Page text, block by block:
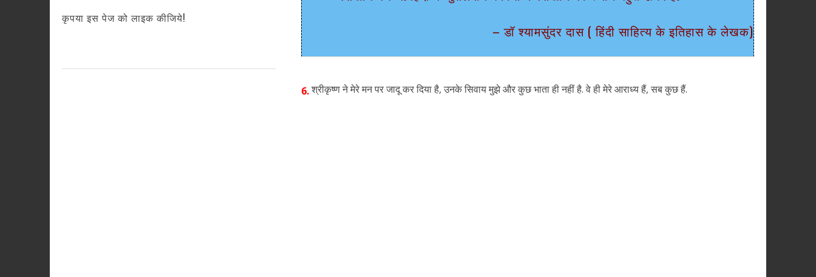
– डॉ श्यामसुंदर दास ( हिंदी साहित्य के इतिहास के लेखक)
6.श्रीकृष्ण ने मेरे मन पर जादू कर दिया है, उनके सिवाय मुझे और कुछ भाता ही नहीं है. वे ही मेरे आराध्य हैं, सब कुछ हैं.
कृपया इस पेज को लाइक कीजिये!